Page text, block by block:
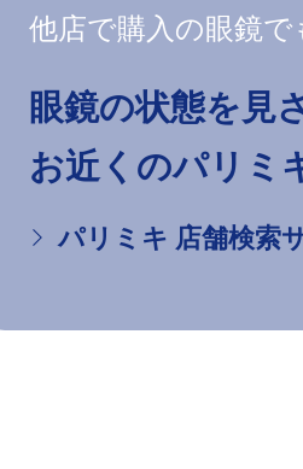
他店で購入の眼鏡で
眼鏡の状態を見
お近くのパリミ
パリミキ 店舗検索